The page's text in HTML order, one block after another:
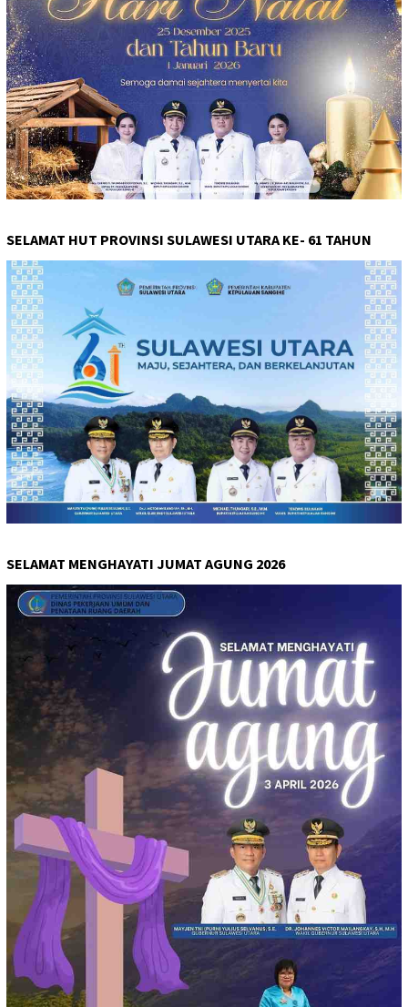
SELAMAT HUT PROVINSI SULAWESI UTARA KE- 61 TAHUN
SELAMAT MENGHAYATI JUMAT AGUNG 2026